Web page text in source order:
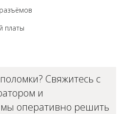
платы
Свяжитесь с
и
оперативно решить